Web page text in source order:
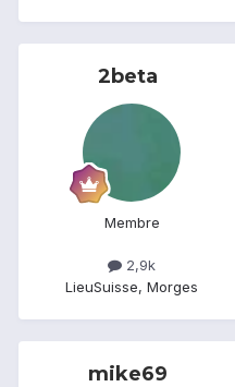
2beta
Membre
2,9k
LieuSuisse, Morges
mike69